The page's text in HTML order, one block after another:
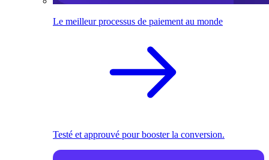
Le meilleur processus de paiement au monde
Testé et approuvé pour booster la conversion.